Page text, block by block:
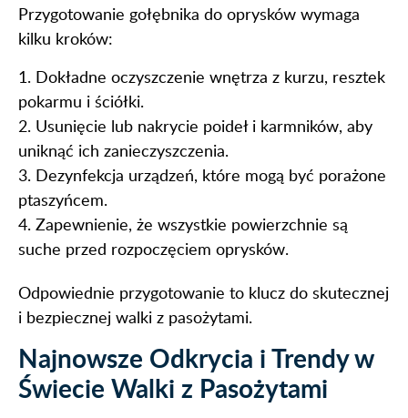
Przygotowanie gołębnika do oprysków wymaga
kilku kroków:
1. Dokładne oczyszczenie wnętrza z kurzu, resztek
pokarmu i ściółki.
2. Usunięcie lub nakrycie poideł i karmników, aby
uniknąć ich zanieczyszczenia.
3. Dezynfekcja urządzeń, które mogą być porażone
ptaszyńcem.
4. Zapewnienie, że wszystkie powierzchnie są
suche przed rozpoczęciem oprysków.
Odpowiednie przygotowanie to klucz do skutecznej
i bezpiecznej walki z pasożytami.
Najnowsze Odkrycia i Trendy w
Świecie Walki z Pasożytami